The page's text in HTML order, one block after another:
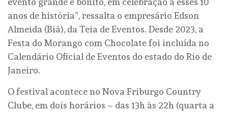
anos de história”, ressalta o empresário Edson
Almeida (Biá), da Teia de Eventos. Desde 2023, a
Festa do Morango com Chocolate foi incluída no
Calendário Oficial de Eventos do estado do Rio de
Janeiro.
O festival acontece no Nova Friburgo Country
Clube, em dois horários – das 13h às 22h (quarta a